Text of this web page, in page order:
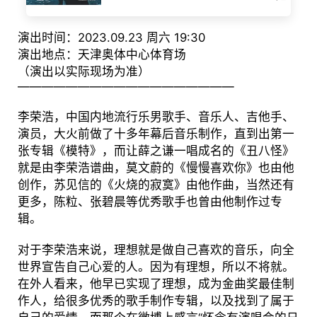
演出时间：2023.09.23 周六 19:30
演出地点：天津奥体中心体育场
（演出以实际现场为准）
——————————————————
李荣浩，中国内地流行乐男歌手、音乐人、吉他手、
演员，大火前做了十多年幕后音乐制作，直到出第一
张专辑《模特》，而让薛之谦一唱成名的《丑八怪》
就是由李荣浩谱曲，莫文蔚的《慢慢喜欢你》也由他
创作，苏见信的《火烧的寂寞》由他作曲，当然还有
更多，陈粒、张碧晨等优秀歌手也曾由他制作过专
辑。
对于李荣浩来说，理想就是做自己喜欢的音乐，向全
世界宣告自己心爱的人。因为有理想，所以不将就。
在外人看来，他早已实现了理想，成为金曲奖最佳制
作人，给很多优秀的歌手制作专辑，以及找到了属于